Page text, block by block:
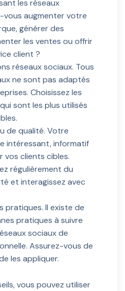
les réseaux
vous augmenter votre
générer des
les ventes ou offrir
client ?
réseaux sociaux. Tous
ne sont pas adaptés
Choisissez les
sont les plus utilisés
de qualité. Votre
intéressant, informatif
clients cibles.
régulièrement du
et interagissez avec
pratiques. Il existe de
pratiques à suivre
sociaux de
Assurez-vous de
les appliquer.
vous pouvez utiliser